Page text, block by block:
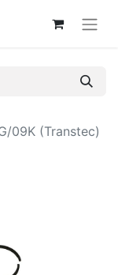
09K (Transtec)